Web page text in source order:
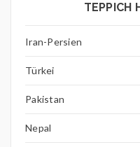
TEPPICH
Iran-Persien
Türkei
Pakistan
Nepal